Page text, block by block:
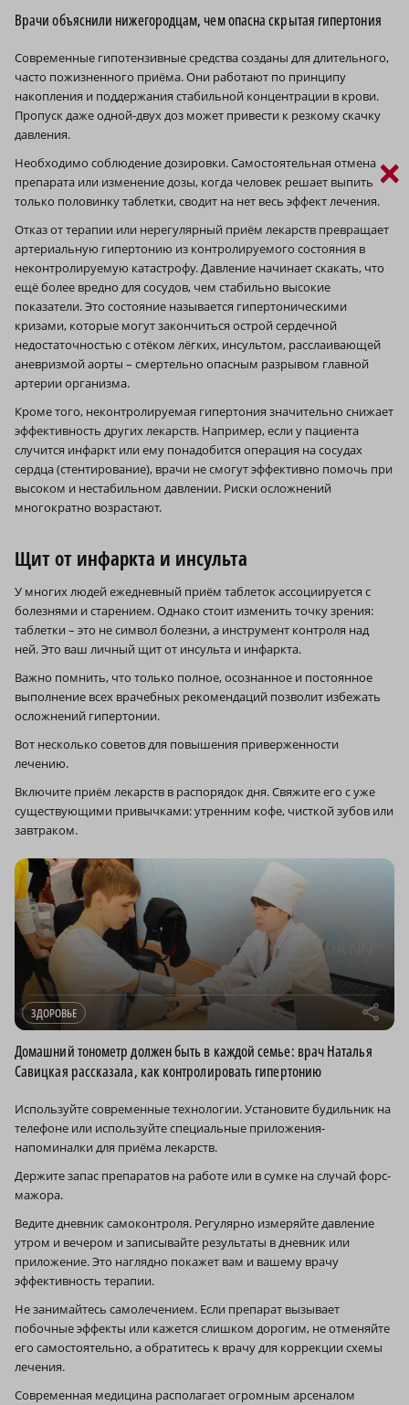
Врачи объяснили нижегородцам, чем опасна скрытая гипертония
Современные гипотензивные средства созданы для длительного,
часто пожизненного приёма. Они работают по принципу
накопления и поддержания стабильной концентрации в крови.
Пропуск даже одной-двух доз может привести к резкому скачку
давления.
Необходимо соблюдение дозировки. Самостоятельная отмена
препарата или изменение дозы, когда человек решает выпить
только половинку таблетки, сводит на нет весь эффект лечения.
Отказ от терапии или нерегулярный приём лекарств превращает
артериальную гипертонию из контролируемого состояния в
неконтролируемую катастрофу. Давление начинает скакать, что
ещё более вредно для сосудов, чем стабильно высокие
показатели. Это состояние называется гипертоническими
кризами, которые могут закончиться острой сердечной
недостаточностью с отёком лёгких, инсультом, расслаивающей
аневризмой аорты – смертельно опасным разрывом главной
артерии организма.
Кроме того, неконтролируемая гипертония значительно снижает
эффективность других лекарств. Например, если у пациента
случится инфаркт или ему понадобится операция на сосудах
сердца (стентирование), врачи не смогут эффективно помочь при
высоком и нестабильном давлении. Риски осложнений
многократно возрастают.
Щит от инфаркта и инсульта
У многих людей ежедневный приём таблеток ассоциируется с
болезнями и старением. Однако стоит изменить точку зрения:
таблетки – это не символ болезни, а инструмент контроля над
ней. Это ваш личный щит от инсульта и инфаркта.
Важно помнить, что только полное, осознанное и постоянное
выполнение всех врачебных рекомендаций позволит избежать
осложнений гипертонии.
Вот несколько советов для повышения приверженности
лечению.
Включите приём лекарств в распорядок дня. Свяжите его с уже
существующими привычками: утренним кофе, чисткой зубов или
завтраком.
ЗДОРОВЬЕ r
Домашний тонометр должен быть в каждой семье: врач Наталья
Савицкая рассказала, как контролировать гипертонию
Используйте современные технологии. Установите будильник на
телефоне или используйте специальные приложения-
напоминалки для приёма лекарств.
Держите запас препаратов на работе или в сумке на случай форс-
мажора.
Ведите дневник самоконтроля. Регулярно измеряйте давление
утром и вечером и записывайте результаты в дневник или
приложение. Это наглядно покажет вам и вашему врачу
эффективность терапии.
Не занимайтесь самолечением. Если препарат вызывает
побочные эффекты или кажется слишком дорогим, не отменяйте
его самостоятельно, а обратитесь к врачу для коррекции схемы
лечения.
Современная медицина располагает огромным арсеналом
×